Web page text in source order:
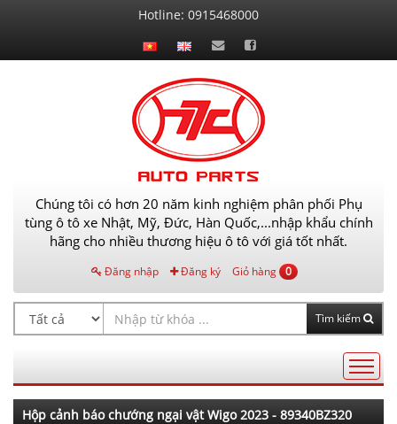
hệ
Hotline: 0915468000
Chúng tôi có hơn 20 năm kinh nghiệm phân phối Phụ
tùng ô tô xe Nhật, Mỹ, Đức, Hàn Quốc,...nhập khẩu chính
hãng cho nhiều thương hiệu ô tô với giá tốt nhất.
Đăng nhập Đăng ký Giỏ hàng 0
Tìm kiếm
AutoPart
Hộp cảnh báo chướng ngại vật Wigo 2023 - 89340BZ320